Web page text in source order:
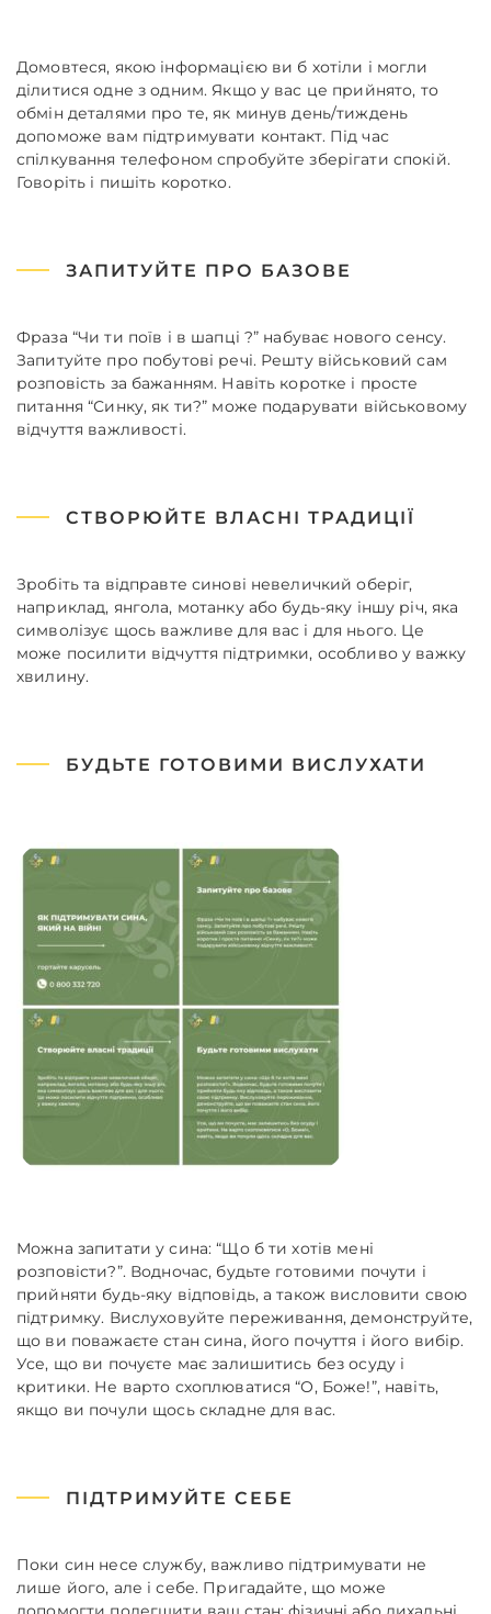
Домовтеся, якою інформацією ви б хотіли і могли
ділитися одне з одним. Якщо у вас це прийнято, то
обмін деталями про те, як минув день/тиждень
допоможе вам підтримувати контакт. Під час
спілкування телефоном спробуйте зберігати спокій.
Говоріть і пишіть коротко.
ЗАПИТУЙТЕ ПРО БАЗОВЕ
Фраза “Чи ти поїв і в шапці ?” набуває нового сенсу.
Запитуйте про побутові речі. Решту військовий сам
розповість за бажанням. Навіть коротке і просте
питання “Синку, як ти?” може подарувати військовому
відчуття важливості.
СТВОРЮЙТЕ ВЛАСНІ ТРАДИЦІЇ
Зробіть та відправте синові невеличкий оберіг,
наприклад, янгола, мотанку або будь-яку іншу річ, яка
символізує щось важливе для вас і для нього. Це
може посилити відчуття підтримки, особливо у важку
хвилину.
БУДЬТЕ ГОТОВИМИ ВИСЛУХАТИ
Можна запитати у сина: “Що б ти хотів мені
розповісти?”. Водночас, будьте готовими почути і
прийняти будь-яку відповідь, а також висловити свою
підтримку. Вислуховуйте переживання, демонструйте,
що ви поважаєте стан сина, його почуття і його вибір.
Усе, що ви почуєте має залишитись без осуду і
критики. Не варто схоплюватися “О, Боже!”, навіть,
якщо ви почули щось складне для вас.
ПІДТРИМУЙТЕ СЕБЕ
Поки син несе службу, важливо підтримувати не
лише його, але і себе. Пригадайте, що може